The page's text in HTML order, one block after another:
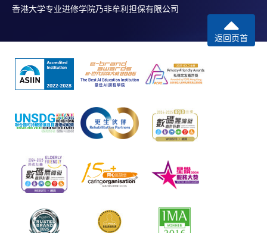
香港大学专业进修学院乃非牟利担保有限公司
返回页首